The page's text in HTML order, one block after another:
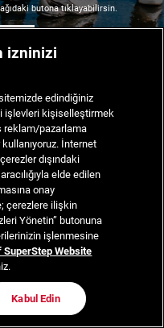
butona tıklayabilirsin.
izninizi
edindiğiniz
işlevleri kişiselleştirmek
reklam/pazarlama
İnternet
dışındaki
elde edilen
onay
çerezlere ilişkin
Yönetin” butonuna
işlenmesine
SuperStep Website
Kabul Edin